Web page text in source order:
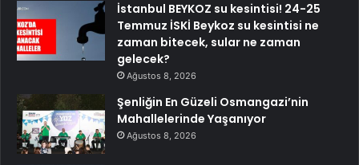
İstanbul BEYKOZ su kesintisi! 24-25
Temmuz İSKİ Beykoz su kesintisi ne
zaman bitecek, sular ne zaman
gelecek?
Ağustos 8, 2026
Şenliğin En Güzeli Osmangazi’nin
Mahallelerinde Yaşanıyor
Ağustos 8, 2026